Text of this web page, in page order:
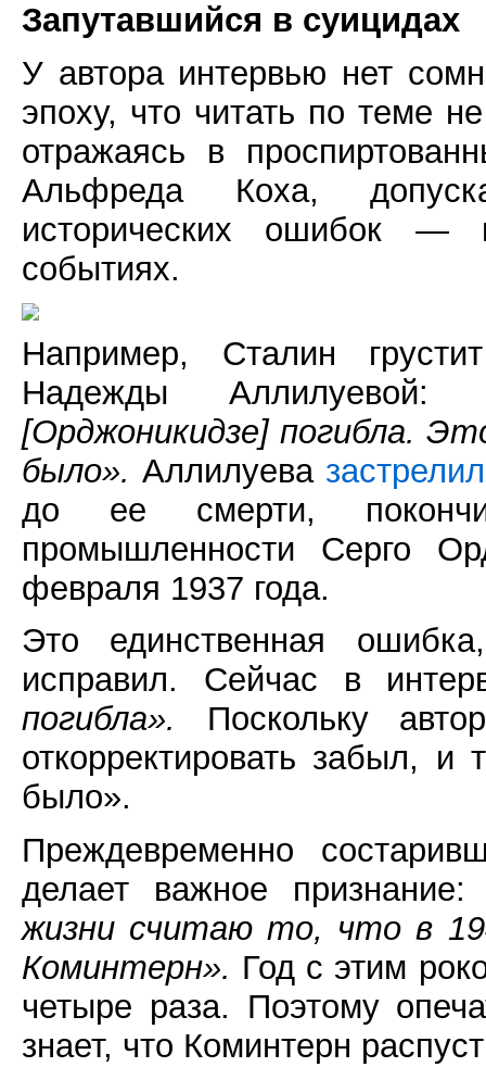
Запутавшийся в суицидах
У автора интервью нет
эпоху, что читать по теме
отражаясь в
Альфреда Коха,
исторических ошибок
событиях.
Например, Сталин
Надежды
[Орджоникидзе] погибла.
было». Аллилуева
до ее смерти,
промышленности Серго
февраля 1937 года.
Это единственная
исправил. Сейчас в
погибла».
Поскольку
откорректировать забыл,
было».
Преждевременно
делает важное
жизни считаю то, что в
Коминтерн». Год с этим
четыре раза. Поэтому
знает, что Коминтерн